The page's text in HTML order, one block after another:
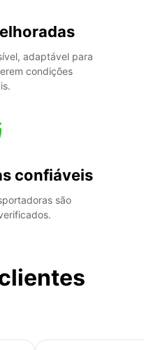
adaptável para
condições
confiáveis
são